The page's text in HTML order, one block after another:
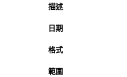
描述
日期
格式
範圍